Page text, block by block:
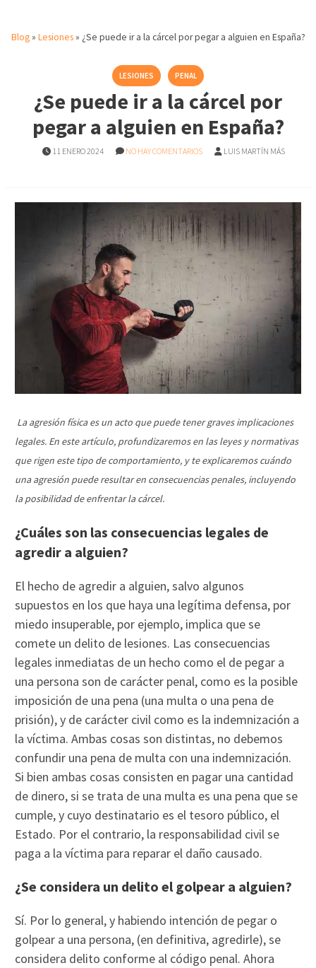
Blog» Lesiones» ¿Se puede ir a la cárcel por pegar a alguien en España?
LESIONES PENAL
¿Se puede ir a la cárcel por
pegar a alguien en España?
11 ENERO 2024 NO HAY COMENTARIOS LUIS MARTÍN MÁS
La agresión física es un acto que puede tener graves implicaciones
legales. En este artículo, profundizaremos en las leyes y normativas
que rigen este tipo de comportamiento, y te explicaremos cuándo
una agresión puede resultar en consecuencias penales, incluyendo
la posibilidad de enfrentar la cárcel.
¿Cuáles son las consecuencias legales de
agredir a alguien?
El hecho de agredir a alguien, salvo algunos
supuestos en los que haya una legítima defensa, por
miedo insuperable, por ejemplo, implica que se
comete un delito de lesiones. Las consecuencias
legales inmediatas de un hecho como el de pegar a
una persona son de carácter penal, como es la posible
imposición de una pena (una multa o una pena de
prisión), y de carácter civil como es la indemnización a
la víctima. Ambas cosas son distintas, no debemos
confundir una pena de multa con una indemnización.
Si bien ambas cosas consisten en pagar una cantidad
de dinero, si se trata de una multa es una pena que se
cumple, y cuyo destinatario es el tesoro público, el
Estado. Por el contrario, la responsabilidad civil se
paga a la víctima para reparar el daño causado.
¿Se considera un delito el golpear a alguien?
Sí. Por lo general, y habiendo intención de pegar o
golpear a una persona, (en definitiva, agredirle), se
considera delito conforme al código penal. Ahora